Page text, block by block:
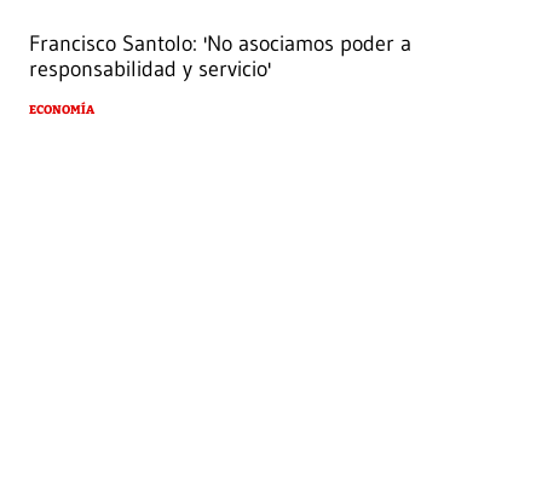
Francisco Santolo: 'No asociamos poder a
responsabilidad y servicio'
ECONOMÍA